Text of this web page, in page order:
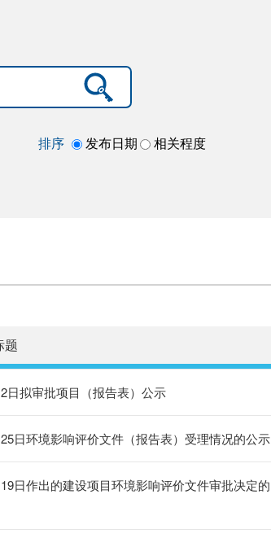
排序 发布日期 相关程度
题
日拟审批项目（报告表）公示
日环境影响评价文件（报告表）受理情况的公示
日作出的建设项目环境影响评价文件审批决定的